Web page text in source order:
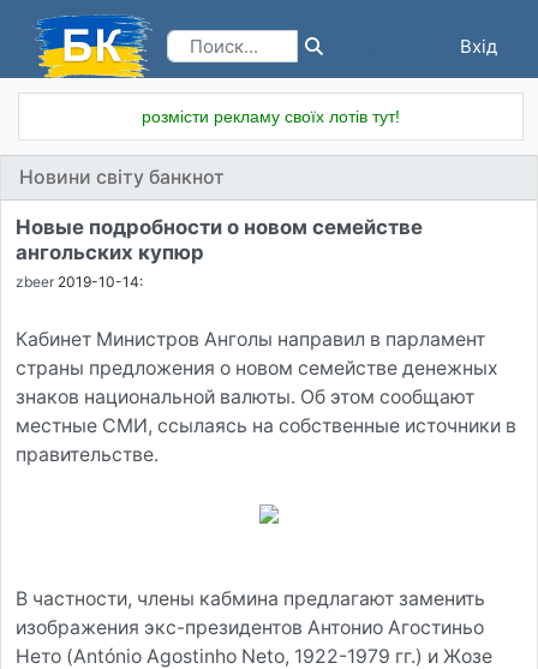
Вхід
розмісти рекламу своїх лотів тут!
Новини світу банкнот
Новые подробности о новом семействе
ангольских купюр
zbeer 2019-10-14:
Кабинет Министров Анголы направил в парламент
страны предложения о новом семействе денежных
знаков национальной валюты. Об этом сообщают
местные СМИ, ссылаясь на собственные источники в
правительстве.
В частности, члены кабмина предлагают заменить
изображения экс-президентов Антонио Агостиньо
Нето (António Agostinho Neto, 1922-1979 гг.) и Жозе